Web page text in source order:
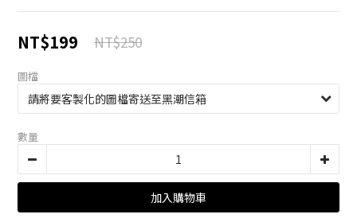
NT$199 NT$250
圖檔
數量
加入購物車